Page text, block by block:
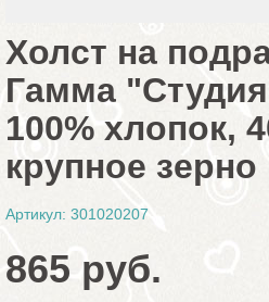
Холст на
Гамма
100% хлопок,
крупное зерно
Артикул: 301020207
865 руб.